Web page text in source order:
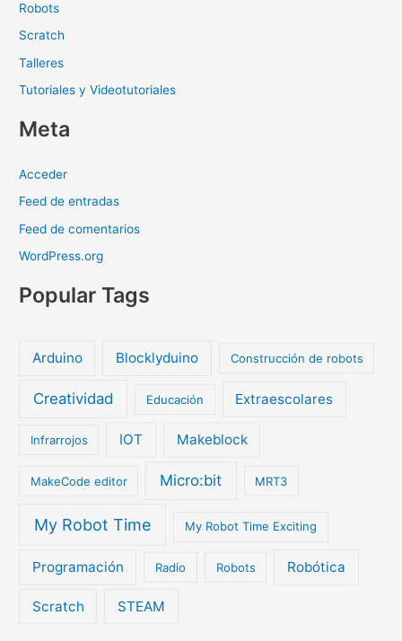
Robots
Scratch
Talleres
Tutoriales y Videotutoriales
Meta
Acceder
Feed de entradas
Feed de comentarios
WordPress.org
Popular Tags
Arduino Blocklyduino Construcción de robots
Creatividad Educación Extraescolares
Infrarrojos IOT Makeblock
MakeCode editor Micro:bit MRT3
My Robot Time My Robot Time Exciting
Programación Radio Robots Robótica
Scratch STEAM